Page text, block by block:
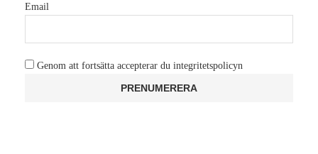
Email
Genom att fortsätta accepterar du integritetspolicyn